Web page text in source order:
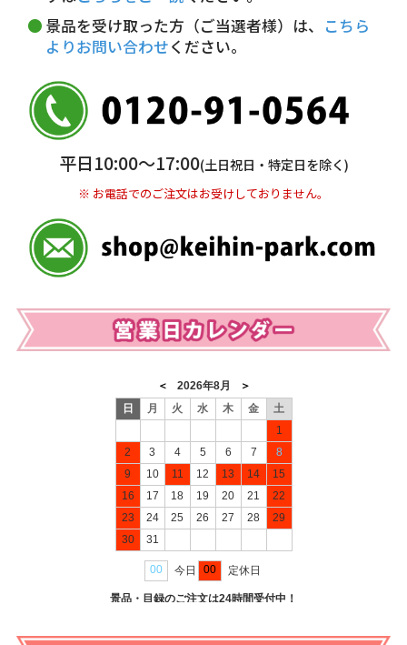
銀行振込(前払い)
普通 7263489
＜口座名＞ カ）ディースタイル
※ 振込み手数料お客様ご負担。
景品を受け取った方（ご当選者様）は、
こちら
よりお問い合わせください。
平日10:00〜17:00(土日祝日・特定日を除く)
※ お電話でのご注文はお受けしておりません。